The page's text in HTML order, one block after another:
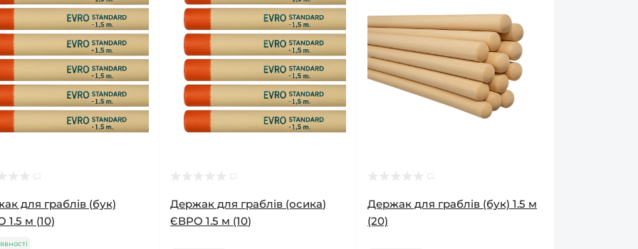
для граблів (бук)
1.5 м (10)
Держак для граблів (осика)
ЄВРО 1.5 м (10)
Держак для граблів (бук) 1.5 м
(20)